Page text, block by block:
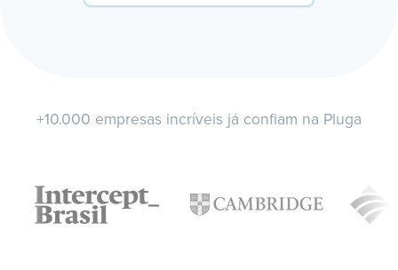
+10.000 empresas incríveis já confiam na Pluga